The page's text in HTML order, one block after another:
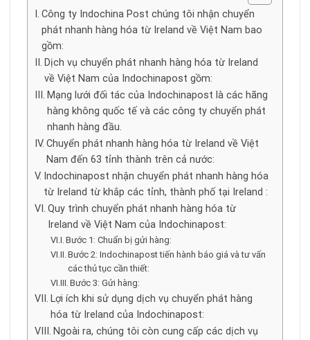
Công ty Indochina Post chúng tôi nhận chuyển
phát nhanh hàng hóa từ Ireland về Việt Nam bao
gồm:
Dịch vụ chuyển phát nhanh hàng hóa từ Ireland
về Việt Nam của Indochinapost gồm:
Mạng lưới đối tác của Indochinapost là các hãng
hàng không quốc tế và các công ty chuyển phát
nhanh hàng đầu.
Chuyển phát nhanh hàng hóa từ Ireland về Việt
Nam đến 63 tỉnh thành trên cả nước:
Indochinapost nhận chuyển phát nhanh hàng hóa
từ Ireland từ khắp các tỉnh, thành phố tại Ireland :
Quy trình chuyển phát nhanh hàng hóa từ
Ireland về Việt Nam của Indochinapost:
Bước 1: Chuẩn bị gửi hàng:
Bước 2: Indochinapost tiến hành báo giá và tư vấn
các thủ tục cần thiết:
Bước 3: Gửi hàng:
Lợi ích khi sử dụng dịch vụ chuyển phát hàng
hóa từ Ireland của Indochinapost:
Ngoài ra, chúng tôi còn cung cấp các dịch vụ